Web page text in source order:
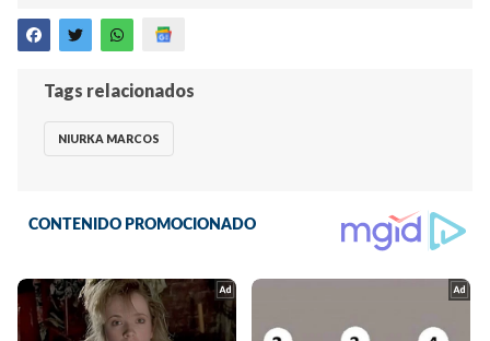
Tags relacionados
NIURKA MARCOS